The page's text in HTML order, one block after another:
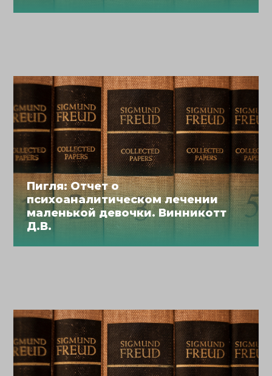
Пигля: Отчет о
психоаналитическом лечении
маленькой девочки. Винникотт
Д.В.